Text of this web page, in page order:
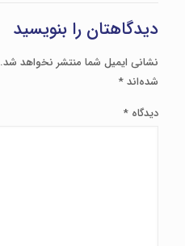
دیدگاهتان را بنویسید
نشانی ایمیل شما منتشر نخواهد شد.
شده‌اند*
دیدگاه *